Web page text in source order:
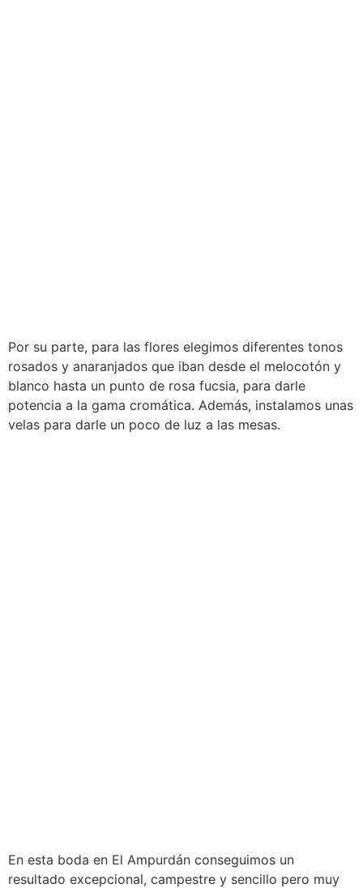
Por su parte, para las flores elegimos diferentes tonos
rosados y anaranjados que iban desde el melocotón y
blanco hasta un punto de rosa fucsia, para darle
potencia a la gama cromática. Además, instalamos unas
velas para darle un poco de luz a las mesas.
En esta boda en El Ampurdán conseguimos un
resultado excepcional, campestre y sencillo pero muy